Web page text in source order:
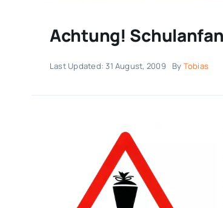
Achtung!
Last Updated: 31 August, 2009 By Tobias